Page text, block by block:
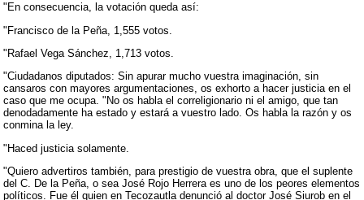
"En consecuencia, la votación queda así:
"Francisco de la Peña, 1,555 votos.
"Rafael Vega Sánchez, 1,713 votos.
"Ciudadanos diputados: Sin apurar mucho vuestra imaginación, sin
cansaros con mayores argumentaciones, os exhorto a hacer justicia en el
caso que me ocupa. "No os habla el correligionario ni el amigo, que tan
denodadamente ha estado y estará a vuestro lado. Os habla la razón y os
conmina la ley.
"Haced justicia solamente.
"Quiero advertiros también, para prestigio de vuestra obra, que el suplente
del C. De la Peña, o sea José Rojo Herrera es uno de los peores elementos
políticos. Fue él quien en Tecozautla denunció al doctor José Siurob en el